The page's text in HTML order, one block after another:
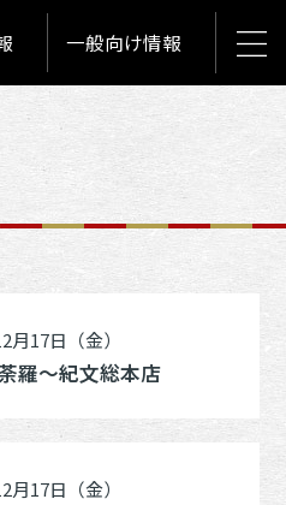
一般向け情報
月17日（金）
羅～紀文総本店
月17日（金）